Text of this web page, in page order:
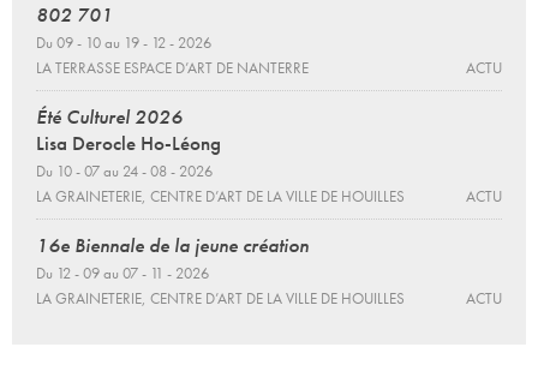
802 701
Du 09 - 10 au 19 - 12 - 2026
LA TERRASSE ESPACE D’ART DE NANTERRE
ACTU
Été Culturel 2026
Lisa Derocle Ho-Léong
Du 10 - 07 au 24 - 08 - 2026
LA GRAINETERIE, CENTRE D’ART DE LA VILLE DE HOUILLES
ACTU
16e Biennale de la jeune création
Du 12 - 09 au 07 - 11 - 2026
LA GRAINETERIE, CENTRE D’ART DE LA VILLE DE HOUILLES
ACTU